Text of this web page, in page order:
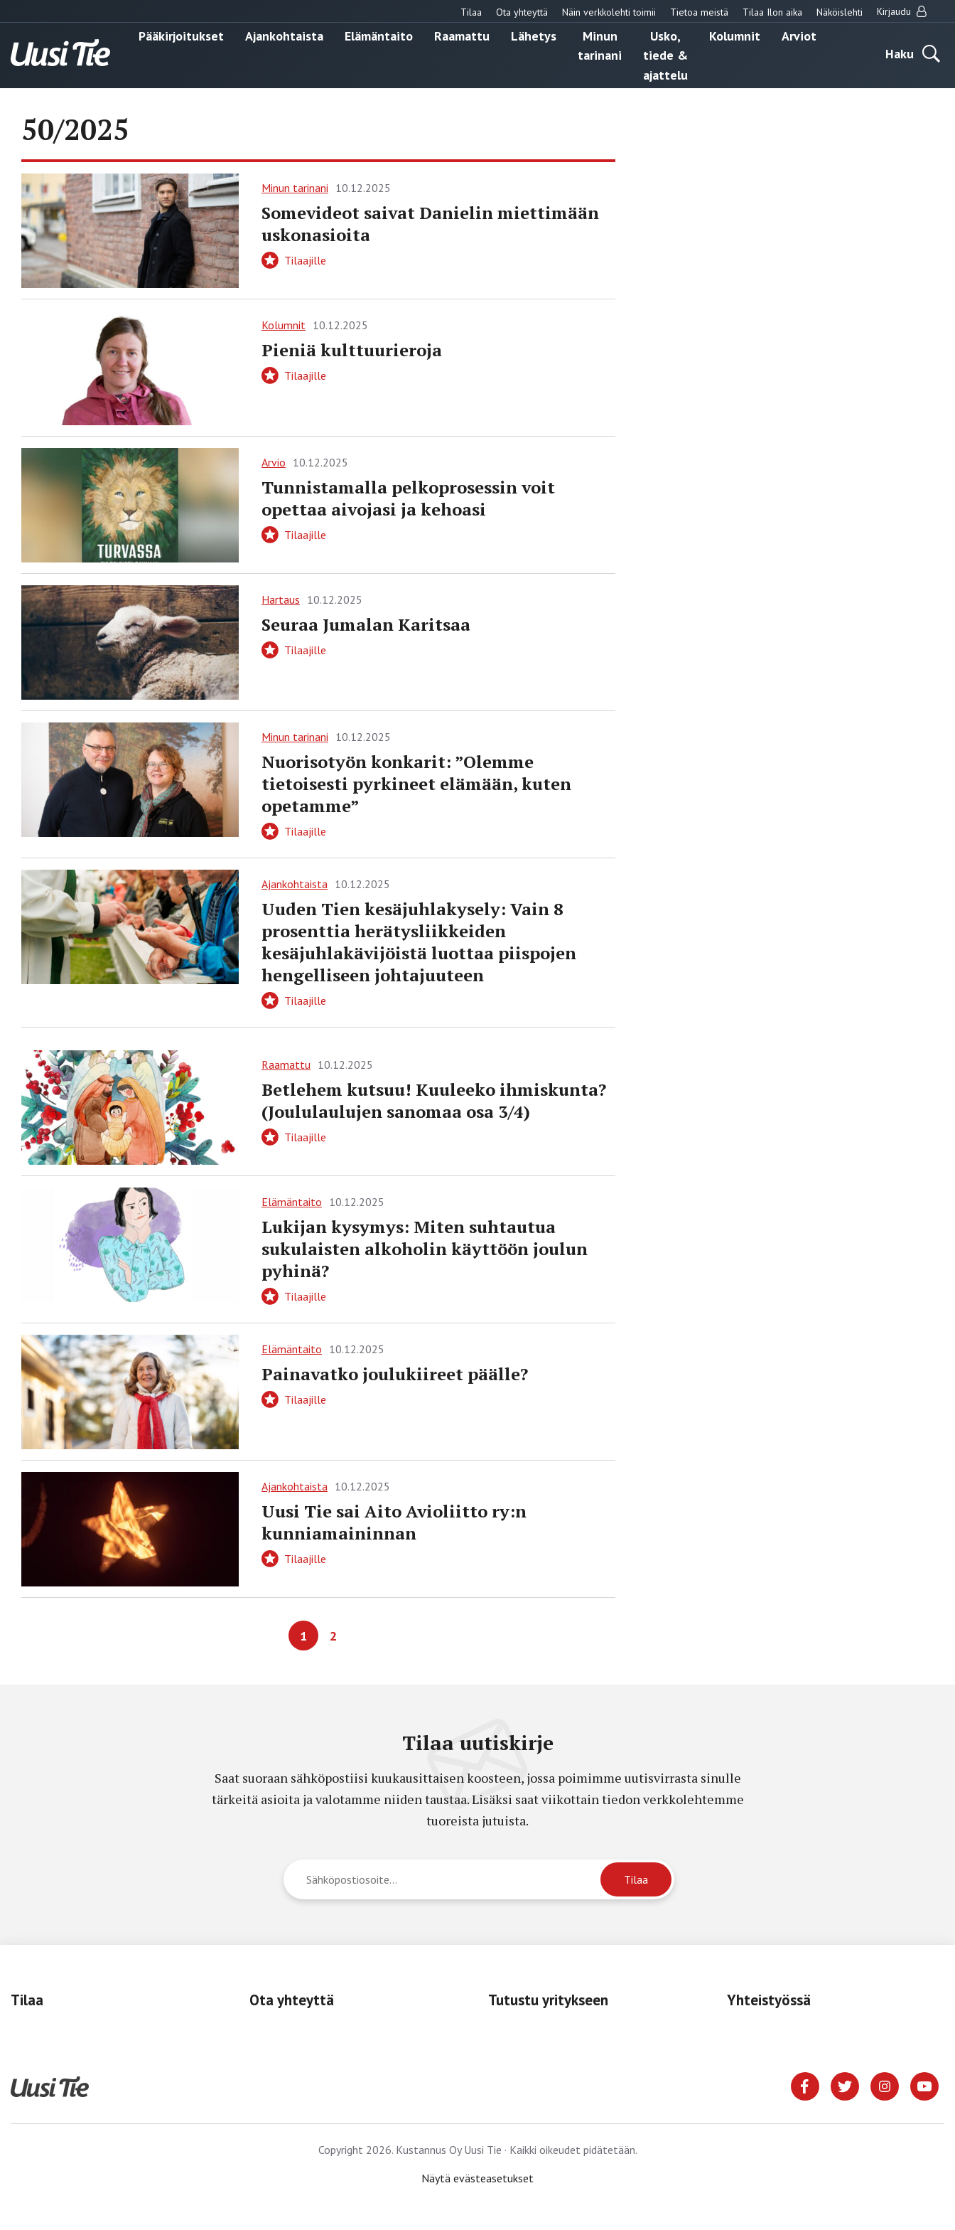
Tilaa Ota yhteyttä Näin verkkolehti toimii Tietoa meistä Tilaa Ilon aika Näköislehti Kirjaudu
Pääkirjoitukset Ajankohtaista Elämäntaito Raamattu Lähetys
Minun
tarinani
Usko,
tiede &
ajattelu
Kolumnit
Arviot
Haku
50/2025
Minun tarinani 10.12.2025
Somevideot saivat Danielin miettimään
uskonasioita
Tilaajille
Kolumnit 10.12.2025
Pieniä kulttuurieroja
Tilaajille
Arvio 10.12.2025
Tunnistamalla pelkoprosessin voit
opettaa aivojasi ja kehoasi
Tilaajille
Hartaus 10.12.2025
Seuraa Jumalan Karitsaa
Tilaajille
Minun tarinani 10.12.2025
Nuorisotyön konkarit: ”Olemme
tietoisesti pyrkineet elämään, kuten
opetamme”
Tilaajille
Ajankohtaista 10.12.2025
Uuden Tien kesäjuhlakysely: Vain 8
prosenttia herätysliikkeiden
kesäjuhlakävijöistä luottaa piispojen
hengelliseen johtajuuteen
Tilaajille
Raamattu 10.12.2025
Betlehem kutsuu! Kuuleeko ihmiskunta?
(Joululaulujen sanomaa osa 3/4)
Tilaajille
Elämäntaito 10.12.2025
Lukijan kysymys: Miten suhtautua
sukulaisten alkoholin käyttöön joulun
pyhinä?
Tilaajille
Elämäntaito 10.12.2025
Painavatko joulukiireet päälle?
Tilaajille
Ajankohtaista 10.12.2025
Uusi Tie sai Aito Avioliitto ry:n
kunniamaininnan
Tilaajille
1 2
Tilaa uutiskirje
Saat suoraan sähköpostiisi kuukausittaisen koosteen, jossa poimimme uutisvirrasta sinulle
tärkeitä asioita ja valotamme niiden taustaa. Lisäksi saat viikottain tiedon verkkolehtemme
tuoreista jutuista.
Tilaa Ota yhteyttä Tutustu yritykseen Yhteistyössä
Copyright 2026. Kustannus Oy Uusi Tie · Kaikki oikeudet pidätetään.
Näytä evästeasetukset